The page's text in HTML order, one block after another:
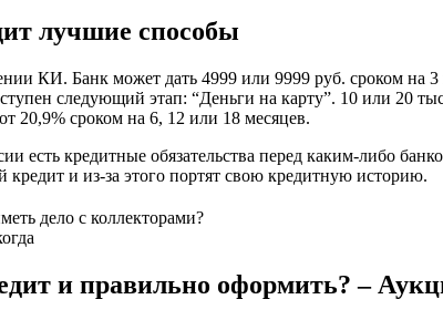
лучшие способы
КИ. Банк может дать 4999 или 9999 руб. сроком на
следующий этап: “Деньги на карту”. 10 или 20
20,9% сроком на 6, 12 или 18 месяцев.
есть кредитные обязательства перед каким-либо
и из-за этого портят свою кредитную историю.
дело с коллекторами?
и правильно оформить? –